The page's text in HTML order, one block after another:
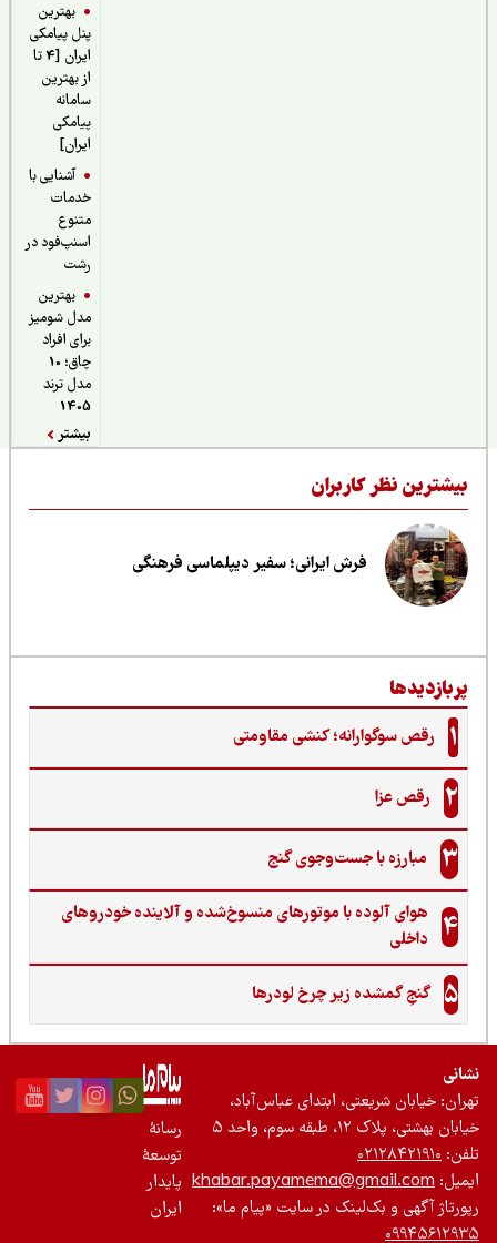
بهترین
پنل پیامکی
ایران [4 تا
از بهترین
سامانه
پیامکی
آشنایی با
خدمات
اسنپ‌فود در
بهترین
مدل شومیز
برای افراد
چاق؛ 10
مدل ترند
نظر کاربران
فرش ایرانی؛ سفیر دیپلماسی فرهنگی
رقص سوگوارانه؛ کنشی مقاومتی
رقص عزا
مبارزه با جست‌وجوی گنج‌
هوای آلوده با موتورهای منسوخ‌شده و آلاینده خودروهای
داخلی
گنجِ گمشده زیر چرخ لودرها
خیابان شریعتی، ابتدای عباس‌آباد،
بهشتی، پلاک ۱۲، طبقه سوم، واحد ۵
۰۲۱۲۸۴۲۱۹۱۰
khabar.payamema@gmail.com
آگهی و بک‌لینک در سایت «پیام ما»:
رسانۀ
توسعۀ
پایدار
ایران